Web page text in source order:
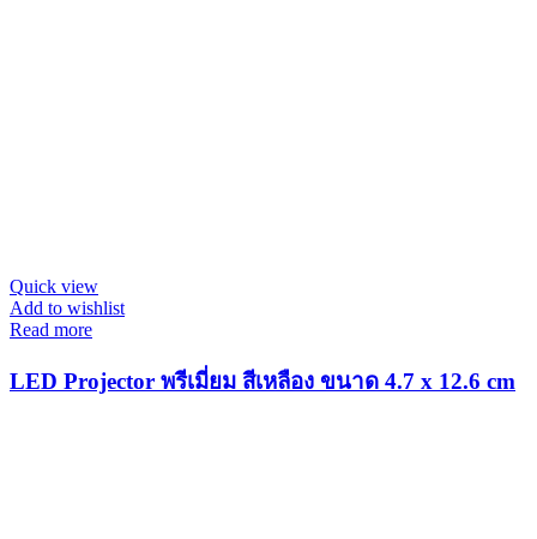
Quick view
Add to wishlist
Read more
LED Projector พรีเมี่ยม สีเหลือง ขนาด 4.7 x 12.6 cm